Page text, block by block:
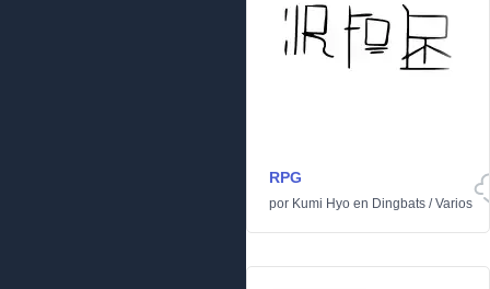
RPG
por Kumi Hyo en Dingbats /Varios